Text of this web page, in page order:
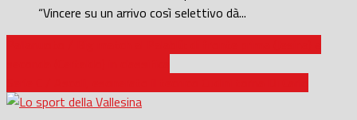
“Vincere su un arrivo così selettivo dà...